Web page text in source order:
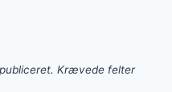
Krævede felter